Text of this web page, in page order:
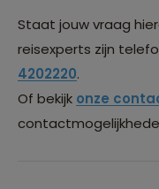
Staat jouw vraag
reisexperts zijn
4202220.
Of bekijk onze